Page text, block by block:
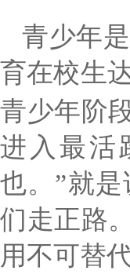
青少年
育在校生
青少年阶
进入最活
也。”就
们走正路
用不可替